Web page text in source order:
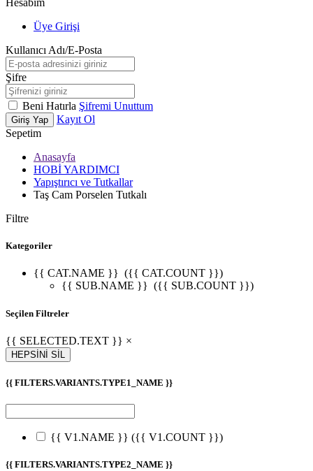
Hesabım
Üye Girişi
Kullanıcı Adı/E-Posta
Şifre
Beni Hatırla Şifremi Unuttum
Giriş Yap
Kayıt Ol
Sepetim
Anasayfa
HOBİ YARDIMCI
Yapıştırıcı ve Tutkallar
Taş Cam Porselen Tutkalı
Filtre
Kategoriler
{{ CAT.NAME }} ({{ CAT.COUNT }})
{{ SUB.NAME }} ({{ SUB.COUNT }})
Seçilen Filtreler
{{ SELECTED.TEXT }} ×
HEPSİNİ SİL
{{ FILTERS.VARIANTS.TYPE1_NAME }}
{{ V1.NAME }} ({{ V1.COUNT }})
{{ FILTERS.VARIANTS.TYPE2_NAME }}